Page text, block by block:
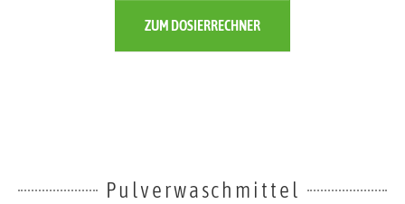
ZUM DOSIERRECHNER
Pulverwaschmittel